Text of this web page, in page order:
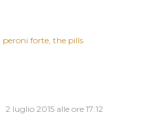
peroni forte the pills
2 luglio 2015 alle ore 17:12